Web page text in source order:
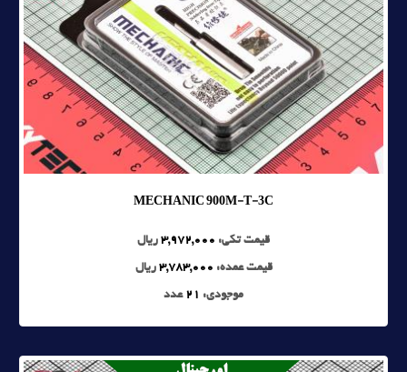
MECHANIC 900M-T-3C
قیمت تکی: 3,972,000 ریال
قیمت عمده: 3,783,000 ریال
موجودی: 21 عدد